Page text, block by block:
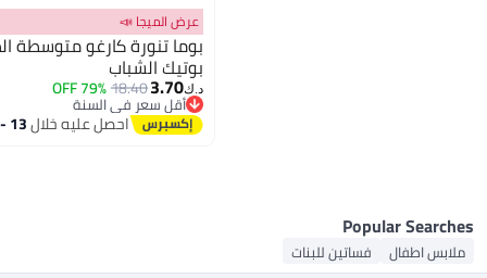
عرض الميجا 📣
بوما تنورة كارغو
بوتيك الشباب
د.ك‏3.70
18.40
79% OFF
أقل سعر في السنة
أقل سعر في السنة
احصل عليه خلال13 - 14 اغسطس
Popular Searches
ملابس اطفال فساتين للبنات